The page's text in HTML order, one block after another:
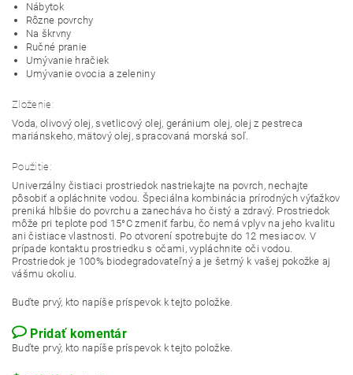
Nábytok
Rôzne povrchy
Na škrvny
Ručné pranie
Umývanie hračiek
Umývanie ovocia a zeleniny
Zloženie:
Voda, olivový olej, svetlicový olej, geránium olej, olej z pestreca
mariánskeho, mätový olej, spracovaná morská soľ.
Použitie:
Univerzálny čistiaci prostriedok nastriekajte na povrch, nechajte
pôsobiť a opláchnite vodou. Špeciálna kombinácia prírodných výťažkov
preniká hlbšie do povrchu a zanecháva ho čistý a zdravý. Prostriedok
môže pri teplote pod 15°C zmeniť farbu, čo nemá vplyv na jeho kvalitu
ani čistiace vlastnosti. Po otvorení spotrebujte do 12 mesiacov. V
prípade kontaktu prostriedku s očami, vypláchnite oči vodou.
Prostriedok je 100% biodegradovateľný a je šetrný k vašej pokožke aj
vášmu okoliu.
Buďte prvý, kto napíše príspevok k tejto položke.
Pridať komentár
Buďte prvý, kto napíše príspevok k tejto položke.